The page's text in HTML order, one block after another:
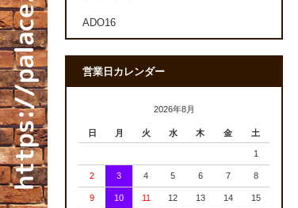
ADO16
営業日カレンダー
2026年8月
日 月 火 水 木 金 土
1
2 3 4 5 6 7 8
9 10 11 12 13 14 15